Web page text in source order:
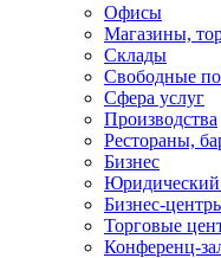
Офисы
Магазины,
Склады
Свободные
Сфера услуг
Производства
Рестораны,
Бизнес
Юридический
Бизнес-
Торговые
Конференц-